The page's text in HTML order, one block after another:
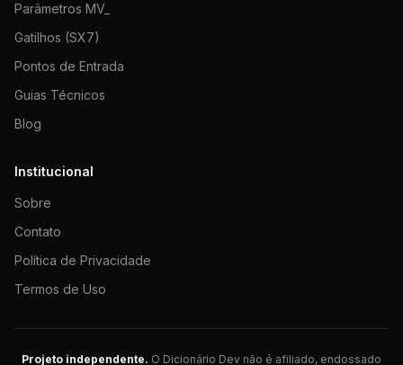
Parâmetros MV_
Gatilhos (SX7)
Pontos de Entrada
Guias Técnicos
Blog
Institucional
Sobre
Contato
Política de Privacidade
Termos de Uso
Projeto independente. O Dicionário Dev não é afiliado, endossado